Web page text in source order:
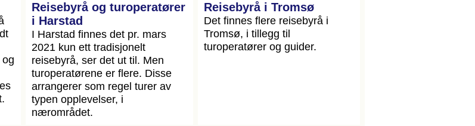
Reisebyrå og turoperatører
i Harstad
I Harstad finnes det pr. mars
2021 kun ett tradisjonelt
reisebyrå, ser det ut til. Men
turoperatørene er flere. Disse
arrangerer som regel turer av
typen opplevelser, i
nærområdet.
Reisebyrå i Tromsø
Det finnes flere reisebyrå i
Tromsø, i tillegg til
turoperatører og guider.